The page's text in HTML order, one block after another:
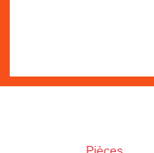
Pièces